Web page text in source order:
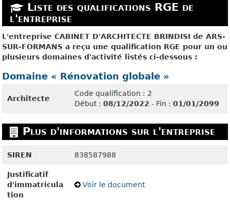
Liste des qualifications RGE de
l'entreprise
L'entreprise CABINET D'ARCHITECTE BRINDISI de ARS-
SUR-FORMANS a reçu une qualification RGE pour un ou
plusieurs domaines d'activité listés ci-dessous :
Domaine « Rénovation globale »
Architecte
Code qualification : 2
Début : 08/12/2022 - Fin : 01/01/2099
Plus d'informations sur l'entreprise
SIREN 838587988
Justificatif
d'immatricula
tion
Voir le document